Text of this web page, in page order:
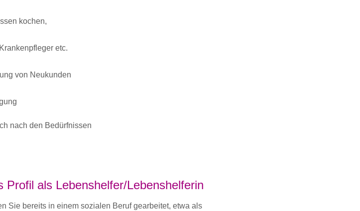
kochen,
etc.
von Neukunden
nach den Bedürfnissen
Profil als Lebenshelfer/Lebenshelferin
Sie bereits in einem sozialen Beruf gearbeitet, etwa als